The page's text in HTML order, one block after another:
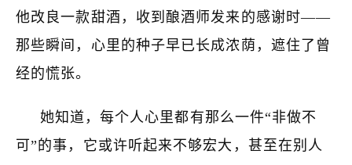
他改良一款甜酒，收到酿酒师发来的感谢时——
那些瞬间，心里的种子早已长成浓荫，遮住了曾
经的慌张。
她知道，每个人心里都有那么一件“非做不
可”的事，它或许听起来不够宏大，甚至在别人